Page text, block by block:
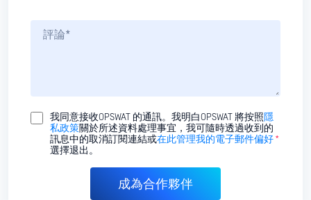
我同意接收OPSWAT 的通訊。我明白OPSWAT 將按照隱
私政策關於所述資料處理事宜，我可隨時透過收到的
訊息中的取消訂閱連結或在此管理我的電子郵件偏好*
選擇退出。